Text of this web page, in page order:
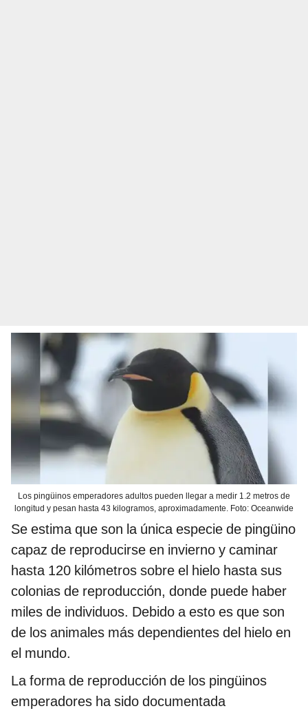
Los pingüinos emperadores adultos pueden llegar a medir 1.2 metros de
longitud y pesan hasta 43 kilogramos, aproximadamente. Foto: Oceanwide
Se estima que son la única especie de pingüino
capaz de reproducirse en invierno y caminar
hasta 120 kilómetros sobre el hielo hasta sus
colonias de reproducción, donde puede haber
miles de individuos. Debido a esto es que son
de los animales más dependientes del hielo en
el mundo.
La forma de reproducción de los pingüinos
emperadores ha sido documentada